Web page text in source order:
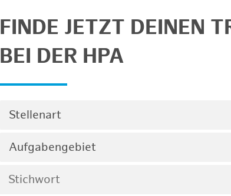
FINDE JETZT DEINEN
BEI DER HPA
Stellenart
Aufgabengebiet